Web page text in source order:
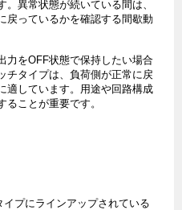
異常状態が続いている間は、
戻っているかを確認する間歇動
力をOFF状態で保持したい場合
チタイプは、負荷側が正常に戻
適しています。用途や回路構成
ことが重要です。
プにラインアップされている